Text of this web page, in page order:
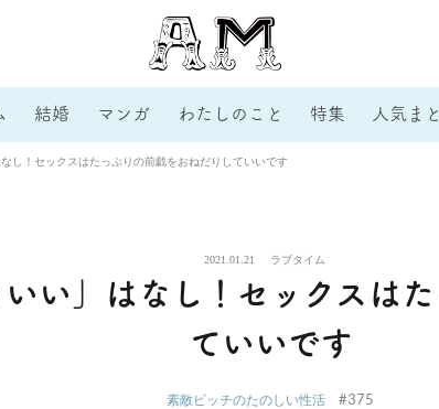
結婚 マンガ わたしのこと 特集 人気ま
なし！セックスはたっぷりの前戯をおねだりしていいです
2021.01.21 ラブタイム
いい」はなし！セックスは
ていいです
素敵ビッチのたのしい性活 #375